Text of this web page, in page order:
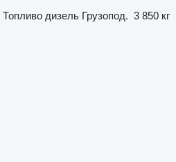
Топливо дизель Грузопод. 3 850 кг